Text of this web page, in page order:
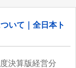
いて｜全日本ト
決算版経営分